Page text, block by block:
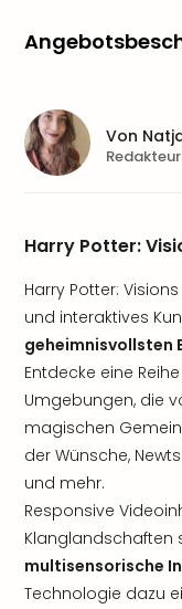
Harry Potter:
Harry Potter:
und interaktives
geheimnisvollsten
Entdecke eine
Umgebungen, die
magischen
der Wünsche,
und mehr.
Responsive
multisensorische
Technologie dazu
Von